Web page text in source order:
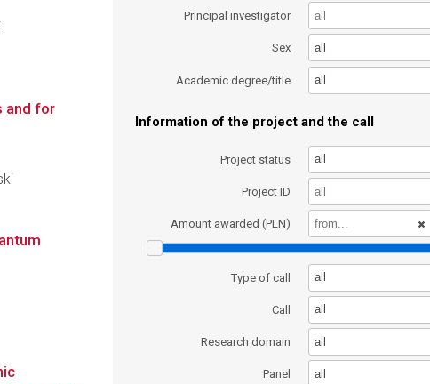
Principal investigator
Sex all
Academic degree/title all
Information of the project and the call
Project status all
Project ID
Amount awarded (PLN)
Type of call all
Call all
Research domain all
Panel all
and for